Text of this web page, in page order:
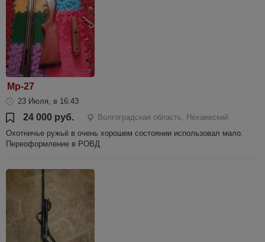
Мр-27
23 Июля, в 16:43
24 000 руб.
Волгоградская область, Нехаевский
Охотничье ружьё в очень хорошем состоянии использовал мало.
Переоформление в РОВД